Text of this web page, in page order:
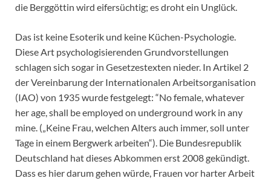
die Berggöttin wird eifersüchtig; es droht ein Unglück.
Das ist keine Esoterik und keine Küchen-Psychologie.
Diese Art psychologisierenden Grundvorstellungen
schlagen sich sogar in Gesetzestexten nieder. In Artikel 2
der Vereinbarung der Internationalen Arbeitsorganisation
(IAO) von 1935 wurde festgelegt: “No female, whatever
her age, shall be employed on underground work in any
mine. („Keine Frau, welchen Alters auch immer, soll unter
Tage in einem Bergwerk arbeiten“). Die Bundesrepublik
Deutschland hat dieses Abkommen erst 2008 gekündigt.
Dass es hier darum gehen würde, Frauen vor harter Arbeit